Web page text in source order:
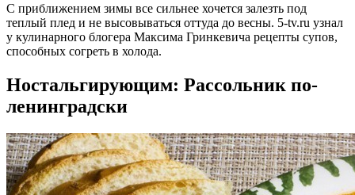
С приближением зимы все сильнее хочется залезть под
теплый плед и не высовываться оттуда до весны. 5-tv.ru узнал
у кулинарного блогера Максима Гринкевича рецепты супов,
способных согреть в холода.
Ностальгирующим: Рассольник по-
ленинградски